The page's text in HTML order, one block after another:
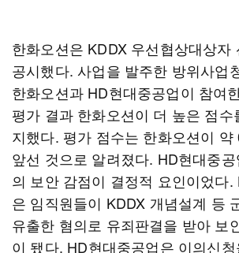
한화오션은 KDDX 우선협상대상자
공시했다. 사업을 발주한 방위사업
한화오션과 HD현대중공업이 참여
평가 결과 한화오션이 더 높은 점수
지했다. 평가 점수는 한화오션이 약
앞선 것으로 알려졌다. HD현대중
의 보안 감점이 결정적 요인이었다.
은 임직원들이 KDDX 개념설계 등
유출한 혐의로 유죄판결을 받아 보
이 됐다. HD현대중공업은 이의신